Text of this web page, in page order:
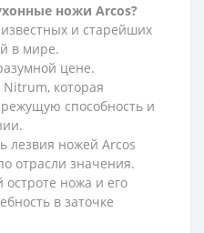
ножи Arcos?
и старейших
в мире.
цене.
которая
способность и
лезвия ножей Arcos
отрасли значения.
остроте ножа и его
в заточке